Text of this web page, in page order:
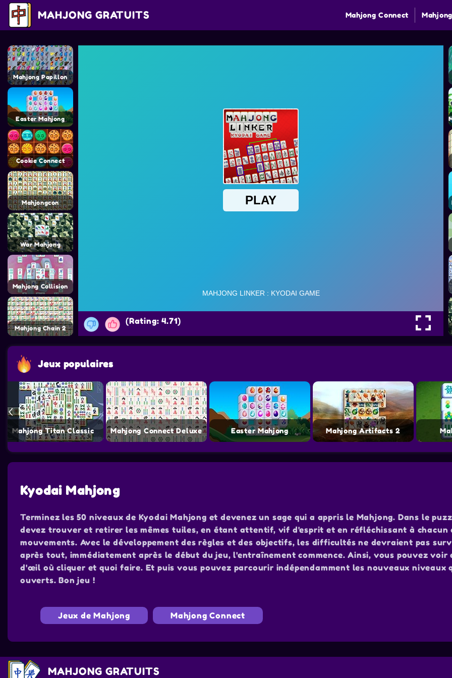
MAHJONG GRATUITS Mahjong Connect
Mahjong Papillon
Easter Mahjong
Cookie Connect
Mahjongcon
War Mahjong
Mahjong Collision
Mahjong Chain 2
(Rating: 4.71)
Jeux populaires
Mahjong Titan Classic Mahjong Connect Deluxe Easter Mahjong Mahjong Artifacts 2
Kyodai Mahjong
Terminez les 50 niveaux de Kyodai Mahjong et devenez un sage qui a appris le Mahjong. Dans le
devez trouver et retirer les mêmes tuiles, en étant attentif, vif d'esprit et en réfléchissant à chacun
mouvements. Avec le développement des règles et des objectifs, les difficultés ne devraient pas
après tout, immédiatement après le début du jeu, l'entraînement commence. Ainsi, vous pouvez voir
d'œil où cliquer et quoi faire. Et puis vous pouvez parcourir indépendamment les nouveaux niveaux
ouverts. Bon jeu !
Jeux de Mahjong Mahjong Connect
MAHJONG GRATUITS